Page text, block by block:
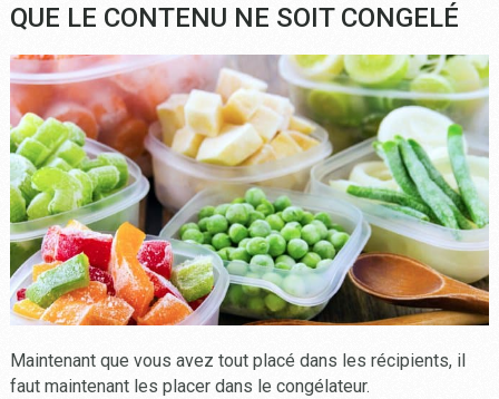
QUE LE CONTENU NE SOIT CONGELÉ
Maintenant que vous avez tout placé dans les récipients, il
faut maintenant les placer dans le congélateur.